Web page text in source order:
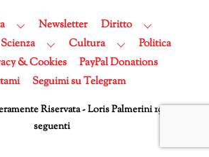
Top
Newsletter
Diritto
Scienza Cultura
Politica
& Cookies
PayPal Donations
Seguimi su Telegram
Riservata - Loris Palmerini 1995 e
seguenti